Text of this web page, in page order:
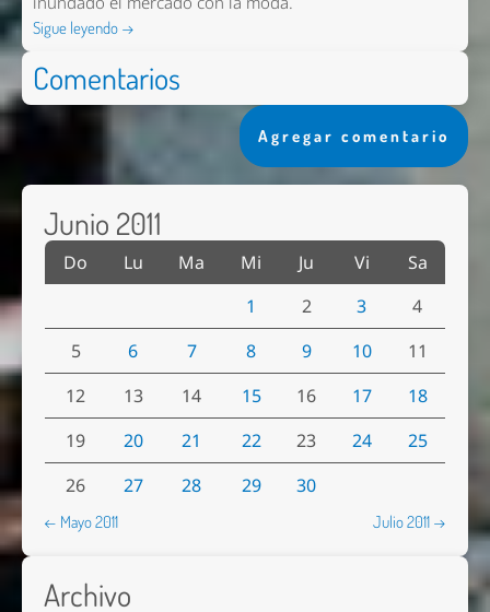
Sigue leyendo →
Comentarios
Agregar comentario
Junio 2011
Do Lu Ma Mi Ju Vi
Sa
1
2 3
4
5
6 7 8 9 10
11
12
13 14 15 16 17
18
19
20 21 22 23 24
25
26
27 28 29 30
← Mayo 2011 Julio 2011 →
Archivo